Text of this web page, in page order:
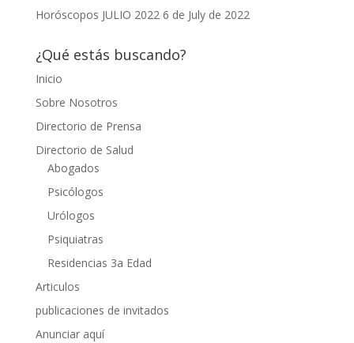
Horóscopos JULIO 2022 6 de July de 2022
¿Qué estás buscando?
Inicio
Sobre Nosotros
Directorio de Prensa
Directorio de Salud
Abogados
Psicólogos
Urólogos
Psiquiatras
Residencias 3a Edad
Articulos
publicaciones de invitados
Anunciar aquí